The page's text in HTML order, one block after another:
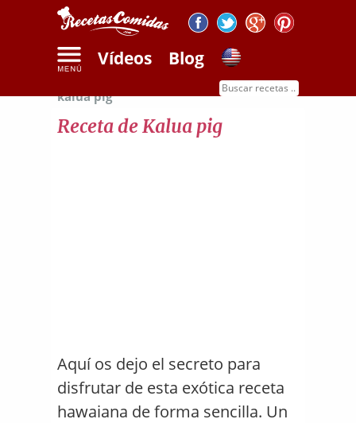
Vídeos Blog
Receta de
kalua pig
Receta de Kalua pig
Aquí os dejo el secreto para
disfrutar de esta exótica receta
hawaiana de forma sencilla. Un